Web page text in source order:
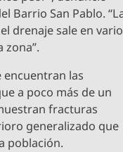
Barrio San Pablo.
drenaje sale en
encuentran las
a poco más de un
fracturas
generalizado que
población.